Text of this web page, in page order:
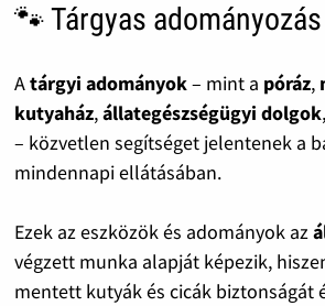
🐾 Tárgyas adományozás
Atárgyi adományok– mint a póráz,
kutyaház,állategészségügyi dolgok
– közvetlen segítséget jelentenek a
mindennapi ellátásában.
Ezek az eszközök és adományok az
végzett munka alapját képezik,
mentett kutyák és cicák biztonságát